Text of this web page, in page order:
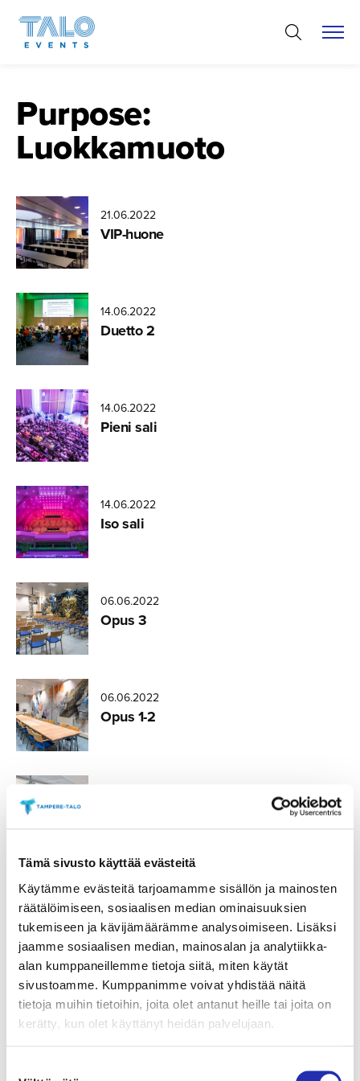
Tämä sivusto käyttää evästeitä
Käytämme evästeitä tarjoamamme sisällön ja mainosten
räätälöimiseen, sosiaalisen median ominaisuuksien
tukemiseen ja kävijämäärämme analysoimiseen. Lisäksi
jaamme sosiaalisen median, mainosalan ja analytiikka-
alan kumppaneillemme tietoja siitä, miten käytät
sivustoamme. Kumppanimme voivat yhdistää näitä
tietoja muihin tietoihin, joita olet antanut heille tai joita on
kerätty, kun olet käyttänyt heidän palvelujaan.
sisältöön
Purpose:
Luokkamuoto
21.06.2022
VIP-huone
14.06.2022
Duetto 2
Miikka
Varila
14.06.2022
Pieni sali
Visit
Tampere
Laura
Vanzo
14.06.2022
Iso sali
Aatu
Heikkonen
06.06.2022
Opus 3
Anna-
Leena
Marjusaari
06.06.2022
Opus 1-2
Anna-
Leena
Marjusaari
06.06.2022
Sonaatti 1
06.06.2022
Maestro
Miikka
Varila